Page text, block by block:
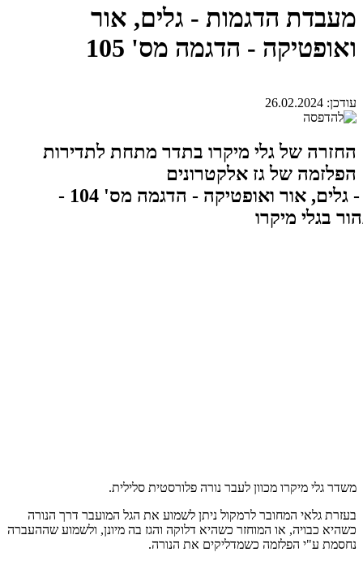
מעבדת הדגמות - גלים, אור
ואופטיקה - הדגמה מס' 105
עודכן: 26.02.2024
החזרה של גלי מיקרו בתדר מתחת לתדירות
הפלזמה של גז אלקטרונים
משדר גלי מיקרו מכוון לעבר נורה פלורסטית סלילית.
בעזרת גלאי המחובר לרמקול ניתן לשמוע את הגל המועבר דרך הנורה
כשהיא כבויה, או המוחזר כשהיא דלוקה והגז בה מיונן, ולשמוע שההעברה
נחסמת ע"י הפלזמה כשמדליקים את הנורה.